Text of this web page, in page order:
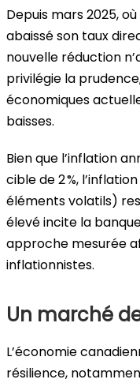
Depuis mars 2025,
abaissé son taux
nouvelle réduction
privilégie la
économiques
baisses.
Bien que l’inflation
cible de 2 %,
éléments volatils)
élevé incite la
approche mesurée
inflationnistes.
Un marché
L’économie
résilience,